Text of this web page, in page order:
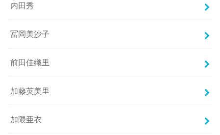
内田秀
冨岡美沙子
前田佳織里
加藤英美里
加隈亜衣